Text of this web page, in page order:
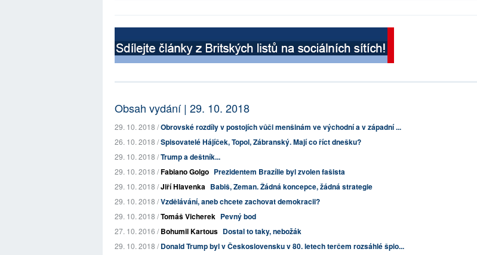
Obsah vydání | 29. 10. 2018
29. 10. 2018 /Obrovské rozdíly v postojích vůči menšinám ve východní a v západní ...
26. 10. 2018 /Spisovatelé Hájíček, Topol, Zábranský. Mají co říct dnešku?
29. 10. 2018 /Trump a deštník...
29. 10. 2018 /Fabiano Golgo Prezidentem Brazílie byl zvolen fašista
29. 10. 2018 /Jiří Hlavenka Babiš, Zeman. Žádná koncepce, žádná strategie
29. 10. 2018 /Vzdělávání, aneb chcete zachovat demokracii?
29. 10. 2018 /Tomáš Vicherek Pevný bod
27. 10. 2016 /Bohumil Kartous Dostal to taky, nebožák
29. 10. 2018 /Donald Trump byl v Československu v 80. letech terčem rozsáhlé špio...